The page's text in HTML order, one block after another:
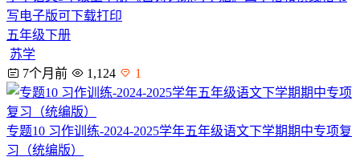
写电子版可下载打印
五年级下册
苏学
7个月前
1,124 1
专题10 习作训练-2024-2025学年五年级语文下学期期中专项复
习（统编版）